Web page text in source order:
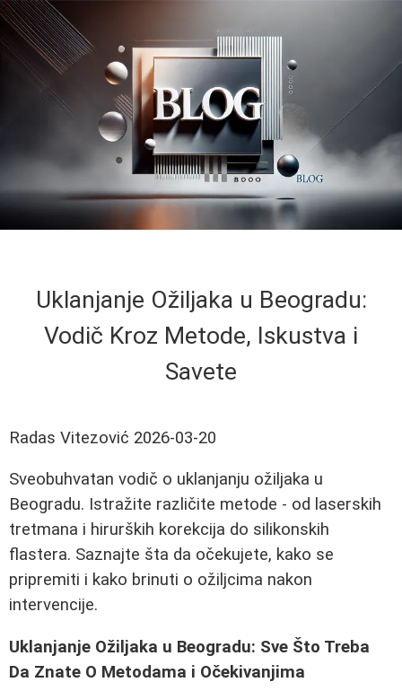
Uklanjanje Ožiljaka u Beogradu:
Vodič Kroz Metode, Iskustva i
Savete
Radas Vitezović 2026-03-20
Sveobuhvatan vodič o uklanjanju ožiljaka u
Beogradu. Istražite različite metode - od laserskih
tretmana i hirurških korekcija do silikonskih
flastera. Saznajte šta da očekujete, kako se
pripremiti i kako brinuti o ožiljcima nakon
intervencije.
Uklanjanje Ožiljaka u Beogradu: Sve Što Treba
Da Znate O Metodama i Očekivanjima